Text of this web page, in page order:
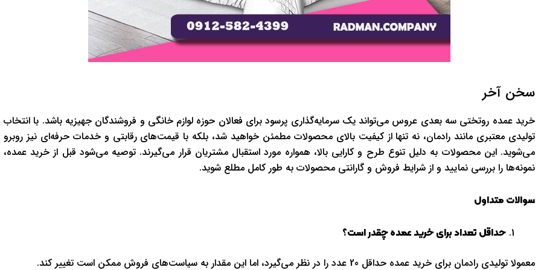
سخن آخر
خرید عمده روتختی سه بعدی عروس می‌تواند یک سرمایه‌گذاری پرسود برای فعالان حوزه لوازم خانگی و فروشندگان جهیزیه باشد. با انتخاب
تولیدی معتبری مانند رادمان، نه تنها از کیفیت بالای محصولات مطمئن خواهید شد، بلکه با قیمت‌های رقابتی و خدمات حرفه‌ای نیز روبرو
می‌شوید. این محصولات به دلیل تنوع طرح و کارایی بالا، همواره مورد استقبال مشتریان قرار می‌گیرند. توصیه می‌شود قبل از خرید عمده،
نمونه‌ها را بررسی نمایید و از شرایط فروش و گارانتی محصولات به طور کامل مطلع شوید.
سوالات متداول
حداقل تعداد برای خرید عمده چقدر است؟
معمولا تولیدی رادمان برای خرید عمده حداقل 20 عدد را در نظر می‌گیرد، اما این مقدار به سیاست‌های فروش ممکن است تغییر کند.